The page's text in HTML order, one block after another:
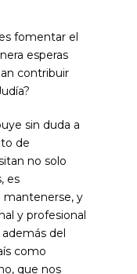
fomentar el
esperas
contribuir
sin duda a
de
no solo
es
mantenerse, y
y profesional
del
como
que nos